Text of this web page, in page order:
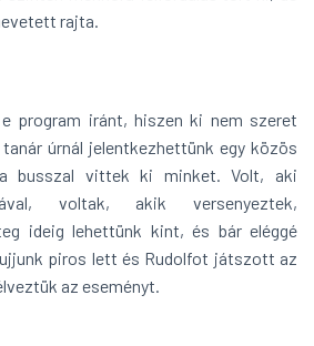
rajta.
program iránt, hiszen ki nem szeret
úrnál jelentkezhettünk egy közös
busszal vittek ki minket. Volt, aki
voltak, akik versenyeztek,
ideig lehettünk kint, és bár eléggé
piros lett és Rudolfot játszott az
az eseményt.